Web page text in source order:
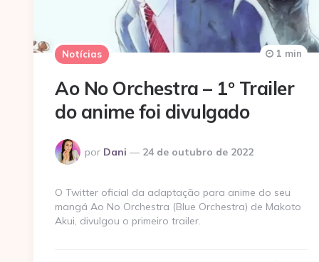
Notícias
Ao No Orchestra – 1º Trailer
do anime foi divulgado
Postado
por
por Dani 24 de outubro de 2022
1 min
O Twitter oficial da adaptação para anime do seu
mangá Ao No Orchestra (Blue Orchestra) de Makoto
Akui, divulgou o primeiro trailer.